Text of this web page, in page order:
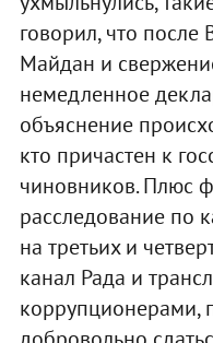
говорил, что
Майдан и
немедленное
объяснение
кто причастен к
чиновников. Плюс
расследование по
на третьих и
канал Рада и
коррупционерами,